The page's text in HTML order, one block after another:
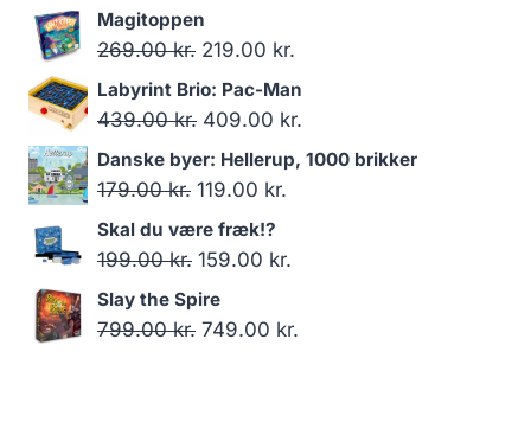
Magitoppen
269.00kr. Den
oprindelige
pris
269.00 kr..
219.00 kr.
aktuelle
pris
219.00 kr..
Labyrint Brio: Pac-Man
439.00kr. Den
oprindelige
pris
439.00 kr..
409.00 kr.
aktuelle
Danske byer: Hellerup, 1000 brikker
179.00kr. Den
oprindelige
pris
179.00 kr..
119.00 kr.
pris
Skal du være fræk!?
199.00kr. Den
oprindelige
pris
159.00 kr.
pris
Slay the Spire
799.00kr. Den
749.00 kr.